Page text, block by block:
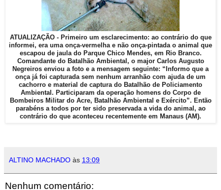
ATUALIZAÇÃO - Primeiro um esclarecimento: ao contrário do que
informei, era uma onça-vermelha e não onça-pintada o animal que
escapou de jaula do Parque Chico Mendes, em Rio Branco.
Comandante do Batalhão Ambiental, o major Carlos Augusto
Negreiros enviou a foto e a mensagem seguinte: “Informo que a
onça já foi capturada sem nenhum arranhão com ajuda de um
cachorro e material de captura do Batalhão de Policiamento
Ambiental. Participaram da operação homens do Corpo de
Bombeiros Militar do Acre, Batalhão Ambiental e Exército”. Então
parabéns a todos por ter sido preservada a vida do animal, ao
contrário do que aconteceu recentemente em Manaus (AM).
ALTINO MACHADO às 13:09
Nenhum comentário: